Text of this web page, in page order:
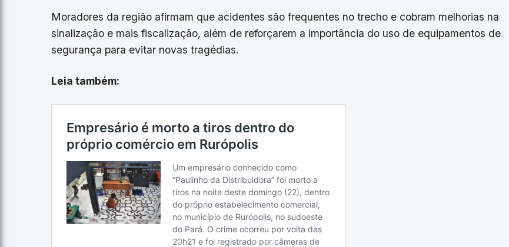
Moradores da região afirmam que acidentes são frequentes no trecho e cobram melhorias na
sinalização e mais fiscalização, além de reforçarem a importância do uso de equipamentos de
segurança para evitar novas tragédias.
Leia também: